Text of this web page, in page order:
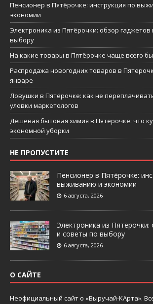
Пенсионер в Пятёрочке: инструкция по
экономии
Электроника из Пятёрочки: обзор гаджетов
выбору
На какие товары в Пятёрочке чаще всего
Распродажа новогодних товаров в
январе
Ловушки в Пятёрочке: как не
уловки маркетологов
Дешевая бытовая химия в Пятерочке: что
экономной уборки
НЕ ПРОПУСТИТЕ
Пенсионер в Пятёрочке:
выживанию и экономии
6 августа, 2026
Электроника из
и советы по выбору
6 августа, 2026
О САЙТЕ
Неофициальный сайт о «Выручай-КАрта».